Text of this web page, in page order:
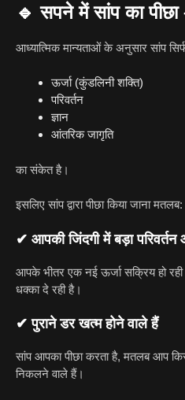
🔹सपने में सांप का पीछा
आध्यात्मिक मान्यताओं के अनुसार सांप
ऊर्जा (कुंडलिनी शक्ति)
परिवर्तन
ज्ञान
आंतरिक जागृति
का संकेत है।
इसलिए सांप द्वारा पीछा किया जाना मतलब:
✔ आपकी जिंदगी में बड़ा परिवर्तन
आपके भीतर एक नई ऊर्जा सक्रिय हो
धक्का दे रही है।
✔ पुराने डर खत्म होने वाले हैं
सांप आपका पीछा करता है, मतलब आप
निकलने वाले हैं।